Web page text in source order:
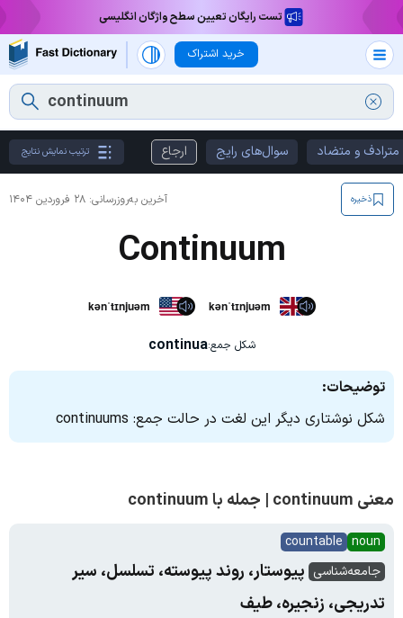
تست رایگان تعیین سطح واژگان انگلیسی
خرید اشتراک
مترادف و متضاد سوال‌های رایج ارجاع ترتیب نمایش نتایج
آخرین به‌روزرسانی: ۲۸ فروردین ۱۴۰۴ ذخیره
Continuum
kənˈtɪnjuəm kənˈtɪnjuəm
شکل جمع:continua
توضیحات:
شکل نوشتاری دیگر این لغت در حالت جمع: continuums
معنی continuum | جمله با continuum
noun
countable
جامعه‌شناسی پیوستار، روند پیوسته، تسلسل، سیر
تدریجی، زنجیره، طیف